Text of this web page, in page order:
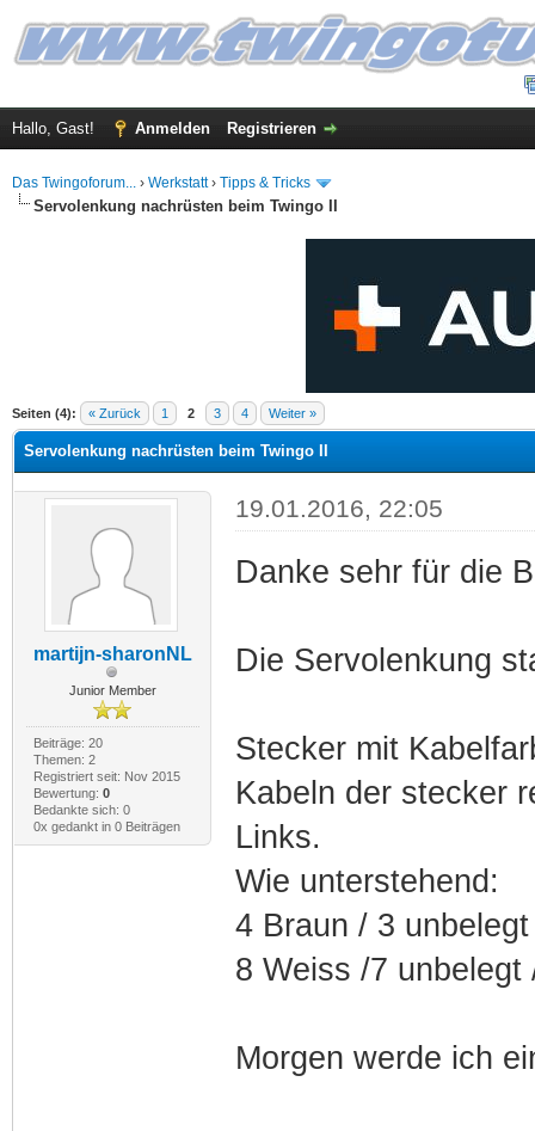
Hallo, Gast! Anmelden Registrieren
Das Twingoforum... › Werkstatt› Tipps & Tricks
Servolenkung nachrüsten beim Twingo II
Seiten (4): « Zurück 1 2 3 4 Weiter »
Durchschnitt
Servolenkung nachrüsten beim Twingo II
martijn-sharonNL
Junior Member
Beiträge: 20
Themen: 2
Registriert seit: Nov 2015
Bewertung: 0
Bedankte sich: 0
0x gedankt in 0 Beiträgen
19.01.2016, 22:05
Danke sehr für die
Die Servolenkung
Stecker mit
Kabeln der stecker
Links.
Wie unterstehend:
4 Braun / 3
8 Weiss /7
Morgen werde ich